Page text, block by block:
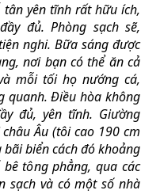
tân yên tĩnh rất hữu ích,
đủ. Phòng sạch sẽ,
nghi. Bữa sáng được
nơi bạn có thể ăn cả
mỗi tối họ nướng cá,
quanh. Điều hòa không
đủ, yên tĩnh. Giường
Âu (tôi cao 190 cm
biển cách đó khoảng
tông phẳng, qua các
sạch và có một số nhà